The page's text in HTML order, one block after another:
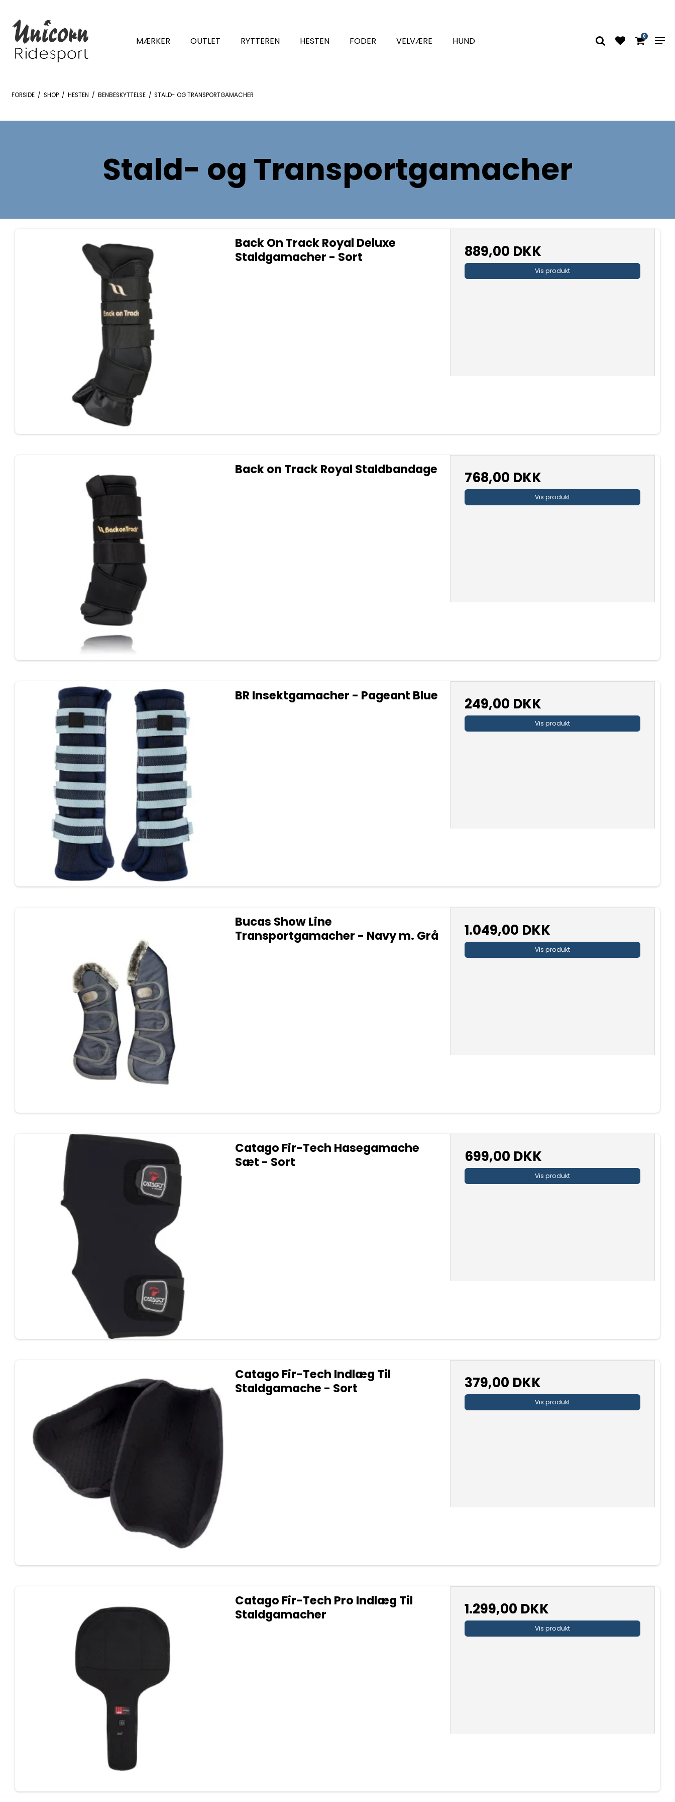
MÆRKER OUTLET RYTTEREN HESTEN FODER VELVÆRE HUND 0
FORSIDE / SHOP / HESTEN / BENBESKYTTELSE / STALD- OG TRANSPORTGAMACHER
Stald- og Transportgamacher
Back On Track Royal Deluxe
Staldgamacher - Sort
889,00 DKK
Vis produkt
Back on Track Royal Staldbandage 768,00 DKK
Vis produkt
BR Insektgamacher - Pageant Blue 249,00 DKK
Vis produkt
Bucas Show Line
Transportgamacher - Navy m. Grå
1.049,00 DKK
Vis produkt
Catago Fir-Tech Hasegamache
Sæt - Sort
699,00 DKK
Vis produkt
Catago Fir-Tech Indlæg Til
Staldgamache - Sort
379,00 DKK
Vis produkt
Catago Fir-Tech Pro Indlæg Til
Staldgamacher
1.299,00 DKK
Vis produkt